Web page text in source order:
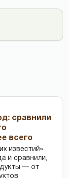
сравнили
всего
известий»
и сравнили,
— от